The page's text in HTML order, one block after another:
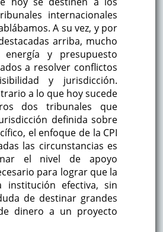
internacionales
A su vez, y por
arriba, mucho
y presupuesto
a resolver conflictos
y jurisdicción.
a lo que hoy sucede
dos tribunales que
definida sobre
el enfoque de la CPI
las circunstancias es
el nivel de apoyo
para lograr que la
institución efectiva, sin
de destinar grandes
dinero a un proyecto